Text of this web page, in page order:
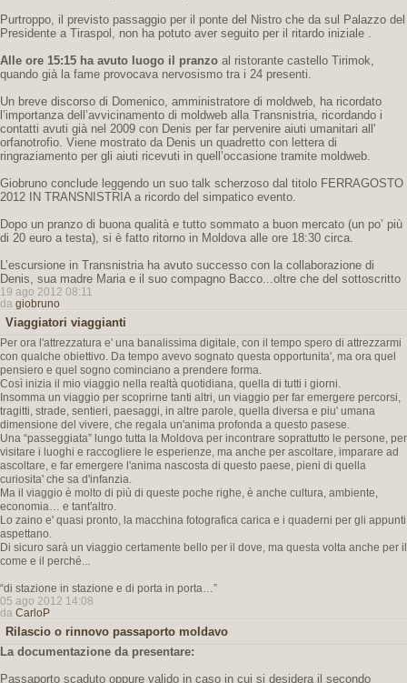
Purtroppo, il previsto passaggio per il ponte del Nistro che da sul Palazzo del
Presidente a Tiraspol, non ha potuto aver seguito per il ritardo iniziale .
Alle ore 15:15 ha avuto luogo il pranzo al ristorante castello Tirimok,
quando già la fame provocava nervosismo tra i 24 presenti.
Un breve discorso di Domenico, amministratore di moldweb, ha ricordato
l’importanza dell’avvicinamento di moldweb alla Transnistria, ricordando i
contatti avuti già nel 2009 con Denis per far pervenire aiuti umanitari all'
orfanotrofio. Viene mostrato da Denis un quadretto con lettera di
ringraziamento per gli aiuti ricevuti in quell’occasione tramite moldweb.
Giobruno conclude leggendo un suo talk scherzoso dal titolo FERRAGOSTO
2012 IN TRANSNISTRIA a ricordo del simpatico evento.
Dopo un pranzo di buona qualità e tutto sommato a buon mercato (un po’ più
di 20 euro a testa), si è fatto ritorno in Moldova alle ore 18:30 circa.
L’escursione in Transnistria ha avuto successo con la collaborazione di
Denis, sua madre Maria e il suo compagno Bacco...oltre che del sottoscritto
19 ago 2012 08:11
da giobruno
Viaggiatori viaggianti
Per ora l'attrezzatura e' una banalissima digitale, con il tempo spero di attrezzarmi
con qualche obiettivo. Da tempo avevo sognato questa opportunita', ma ora quel
pensiero e quel sogno cominciano a prendere forma.
Così inizia il mio viaggio nella realtà quotidiana, quella di tutti i giorni.
Insomma un viaggio per scoprirne tanti altri, un viaggio per far emergere percorsi,
tragitti, strade, sentieri, paesaggi, in altre parole, quella diversa e piu' umana
dimensione del vivere, che regala un'anima profonda a questo pasese.
Una “passeggiata” lungo tutta la Moldova per incontrare soprattutto le persone, per
visitare i luoghi e raccogliere le esperienze, ma anche per ascoltare, imparare ad
ascoltare, e far emergere l'anima nascosta di questo paese, pieni di quella
curiosita' che sa d'infanzia.
Ma il viaggio è molto di più di queste poche righe, è anche cultura, ambiente,
economia… e tant'altro.
Lo zaino e' quasi pronto, la macchina fotografica carica e i quaderni per gli appunti
aspettano.
Di sicuro sarà un viaggio certamente bello per il dove, ma questa volta anche per il
come e il perché...
“di stazione in stazione e di porta in porta…”
05 ago 2012 14:08
da CarloP
Rilascio o rinnovo passaporto moldavo
La documentazione da presentare:
Passaporto scaduto oppure valido in caso in cui si desidera il secondo